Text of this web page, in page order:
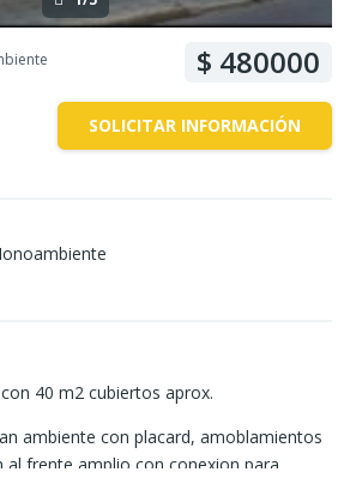
480000
SOLICITAR INFORMACIÓN
40 m2 cubiertos aprox.
ambiente con placard, amoblamientos
al frente amplio con conexion para